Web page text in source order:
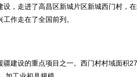
，走进了高昌区新城片区新城西门村，
作走在了全国前列。
建设的重点项目之一。西门村村域面积